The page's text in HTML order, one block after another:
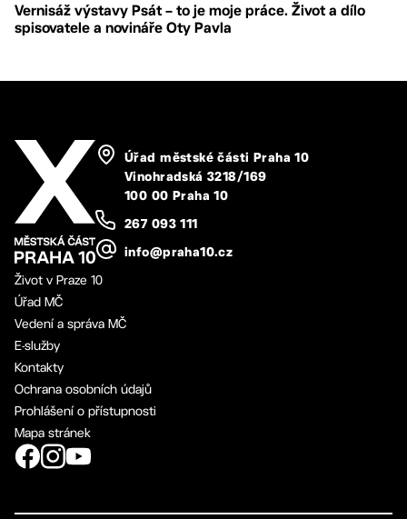
Vernisáž výstavy Psát – to je moje práce. Život a dílo
spisovatele a novináře Oty Pavla
Úřad městské části Praha 10
Vinohradská 3218/169
100 00 Praha 10
267 093 111
info@praha10.cz
Život v Praze 10
Úřad MČ
Vedení a správa MČ
E-služby
Kontakty
Ochrana osobních údajů
Prohlášení o přístupnosti
Mapa stránek